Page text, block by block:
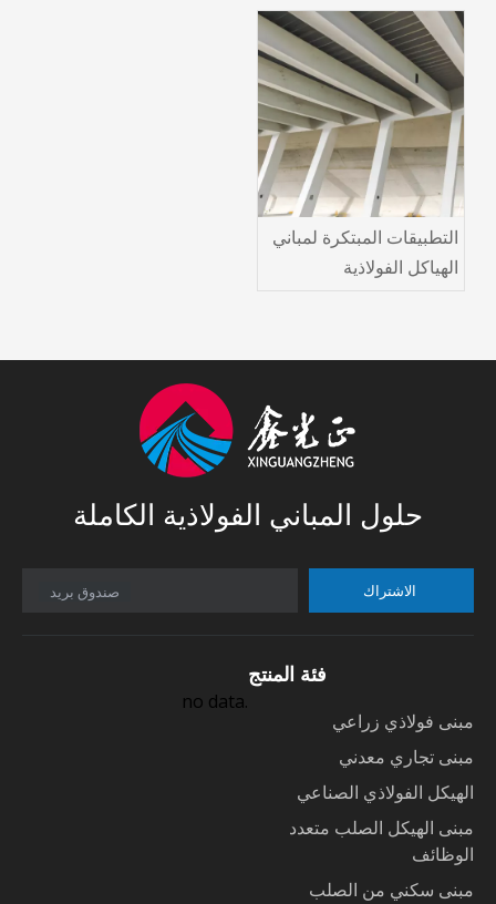
للاستثمار طويل الأجل
التطبيقات المبتكرة لمباني
الهياكل الفولاذية
حلول المباني الفولاذية الكاملة
صندوق بريد
no data.
فئة المنتج
مبنى فولاذي زراعي
مبنى تجاري معدني
الهيكل الفولاذي الصناعي
مبنى الهيكل الصلب متعدد
الوظائف
مبنى سكني من الصلب